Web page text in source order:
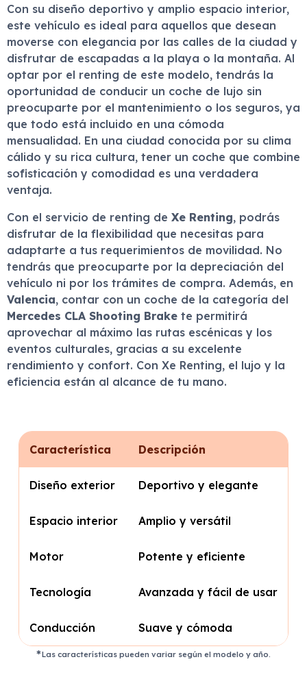
Con su diseño deportivo y amplio espacio interior,
este vehículo es ideal para aquellos que desean
moverse con elegancia por las calles de la ciudad y
disfrutar de escapadas a la playa o la montaña. Al
optar por el renting de este modelo, tendrás la
oportunidad de conducir un coche de lujo sin
preocuparte por el mantenimiento o los seguros, ya
que todo está incluido en una cómoda
mensualidad. En una ciudad conocida por su clima
cálido y su rica cultura, tener un coche que combine
sofisticación y comodidad es una verdadera
ventaja.
Con el servicio de renting de Xe Renting, podrás
disfrutar de la flexibilidad que necesitas para
adaptarte a tus requerimientos de movilidad. No
tendrás que preocuparte por la depreciación del
vehículo ni por los trámites de compra. Además, en
Valencia, contar con un coche de la categoría del
Mercedes CLA Shooting Brake te permitirá
aprovechar al máximo las rutas escénicas y los
eventos culturales, gracias a su excelente
rendimiento y confort. Con Xe Renting, el lujo y la
eficiencia están al alcance de tu mano.
Característica Descripción
Diseño exterior Deportivo y elegante
Espacio interior Amplio y versátil
Motor Potente y eficiente
Tecnología Avanzada y fácil de usar
Conducción Suave y cómoda
Las características pueden variar según el modelo y año.